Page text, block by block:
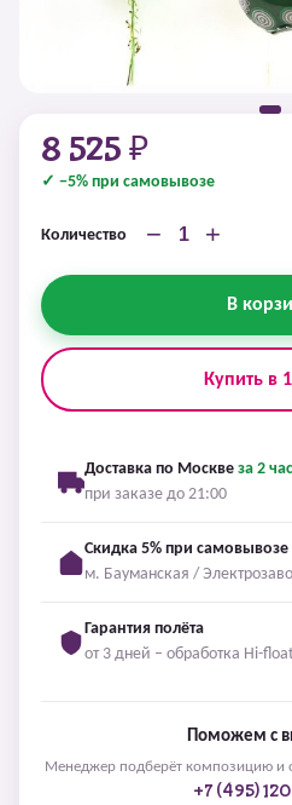
8 525 ₽
✓ −5% при самовывозе
Количество − +
В
Купить в
Доставка по Москве за 2
при заказе до 21:00
Скидка 5% при самовывозе
м. Бауманская /
Гарантия полёта
от 3 дней – обработка Hi-
Поможем с
Менеджер подберёт композицию и
+7 (495)